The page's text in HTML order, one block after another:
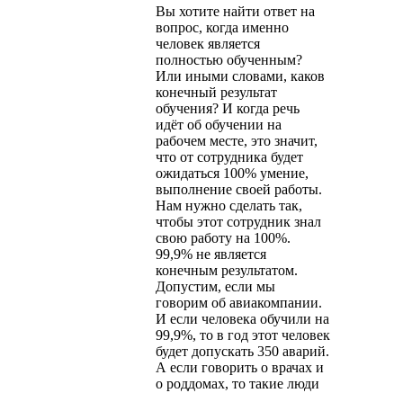
Вы хотите найти ответ на
вопрос, когда именно
человек является
полностью обученным?
Или иными словами, каков
конечный результат
обучения? И когда речь
идёт об обучении на
рабочем месте, это значит,
что от сотрудника будет
ожидаться 100% умение,
выполнение своей работы.
Нам нужно сделать так,
чтобы этот сотрудник знал
свою работу на 100%.
99,9% не является
конечным результатом.
Допустим, если мы
говорим об авиакомпании.
И если человека обучили на
99,9%, то в год этот человек
будет допускать 350 аварий.
А если говорить о врачах и
о роддомах, то такие люди